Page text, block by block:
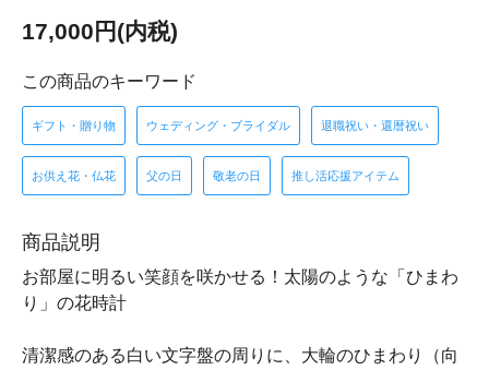
17,000円(内税)
この商品のキーワード
ギフト・贈り物 ウェディング・ブライダル 退職祝い・還暦祝い
お供え花・仏花 父の日 敬老の日 推し活応援アイテム
商品説明
お部屋に明るい笑顔を咲かせる！太陽のような「ひまわ
り」の花時計
清潔感のある白い文字盤の周りに、大輪のひまわり（向